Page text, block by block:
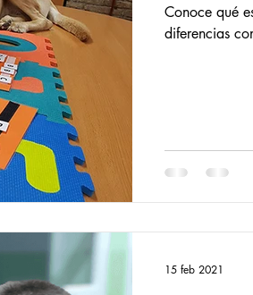
Conoce qué
diferencias
15 feb 2021